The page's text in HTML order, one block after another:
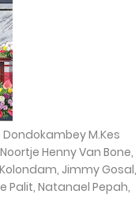
M.Kes
Henny Van Bone,
Jimmy Gosal,
Palit, Natanael Pepah,